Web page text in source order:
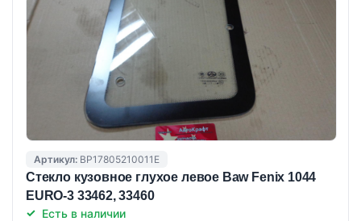
Артикул: BP17805210011E
Стекло кузовное глухое левое Baw Fenix 1044
EURO-3 33462, 33460
Есть в наличии